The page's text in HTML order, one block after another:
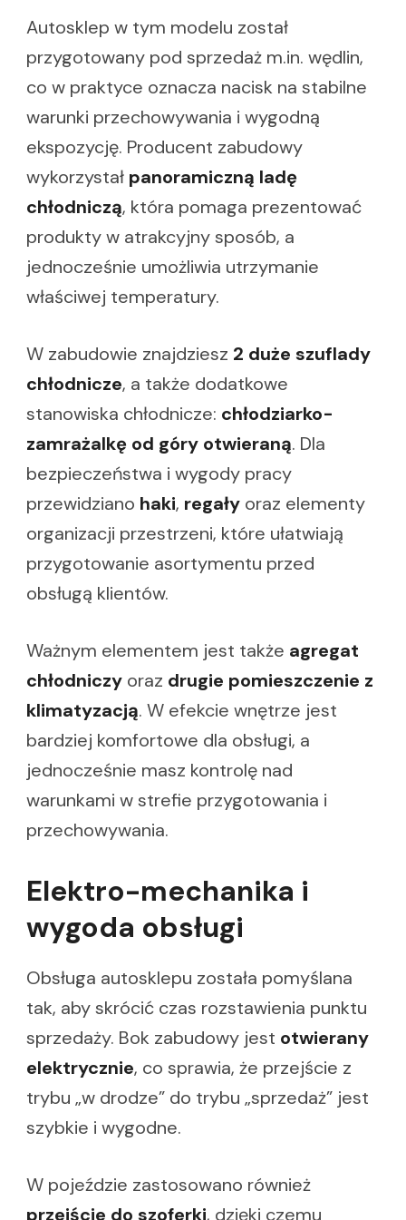
Autosklep w tym modelu został
przygotowany pod sprzedaż m.in. wędlin,
co w praktyce oznacza nacisk na stabilne
warunki przechowywania i wygodną
ekspozycję. Producent zabudowy
wykorzystał panoramiczną ladę
chłodniczą, która pomaga prezentować
produkty w atrakcyjny sposób, a
jednocześnie umożliwia utrzymanie
właściwej temperatury.
W zabudowie znajdziesz 2 duże szuflady
chłodnicze, a także dodatkowe
stanowiska chłodnicze: chłodziarko-
zamrażalkę od góry otwieraną. Dla
bezpieczeństwa i wygody pracy
przewidziano haki, regały oraz elementy
organizacji przestrzeni, które ułatwiają
przygotowanie asortymentu przed
obsługą klientów.
Ważnym elementem jest także agregat
chłodniczy oraz drugie pomieszczenie z
klimatyzacją. W efekcie wnętrze jest
bardziej komfortowe dla obsługi, a
jednocześnie masz kontrolę nad
warunkami w strefie przygotowania i
przechowywania.
Elektro-mechanika i
wygoda obsługi
Obsługa autosklepu została pomyślana
tak, aby skrócić czas rozstawienia punktu
sprzedaży. Bok zabudowy jest otwierany
elektrycznie, co sprawia, że przejście z
trybu „w drodze” do trybu „sprzedaż” jest
szybkie i wygodne.
W pojeździe zastosowano również
przejście do szoferki, dzięki czemu